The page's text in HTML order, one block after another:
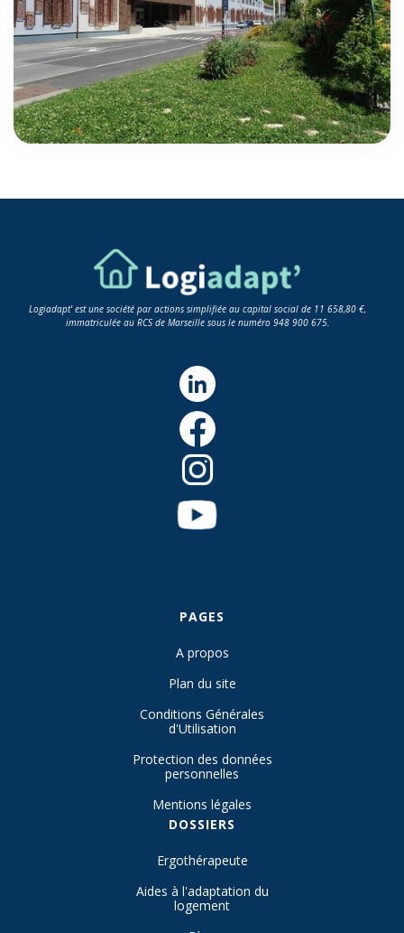
Logiadapt' est une société par actions simplifiée au capital social de 11 658,80 €,
immatriculée au RCS de Marseille sous le numéro 948 900 675.
PAGES
A propos
Plan du site
Conditions Générales
d'Utilisation
Protection des données
personnelles
Mentions légales
DOSSIERS
Ergothérapeute
Aides à l'adaptation du
logement